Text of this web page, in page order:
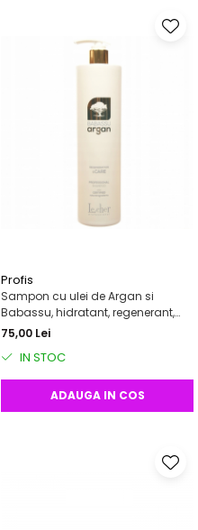
Profis
Sampon cu ulei de Argan si
Babassu, hidratant, regenerant,
Profis, 1000 ml
75,00 Lei
IN STOC
ADAUGA IN COS